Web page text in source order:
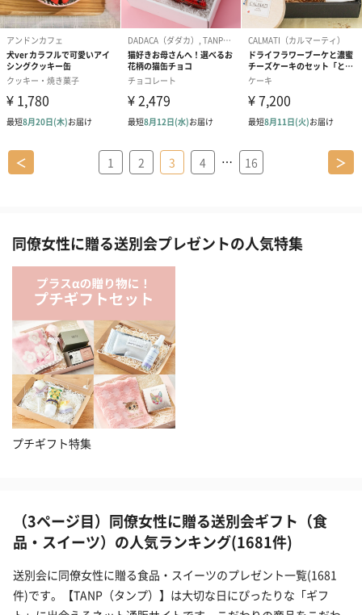
＜ 1 2 3 4 … 16 ＞
同僚女性に贈る送別会プレゼントの人気特集
プチギフト特集
（3ページ目）同僚女性に贈る送別会ギフト（食
品・スイーツ）の人気ランキング(1681件)
送別会に同僚女性に贈る食品・スイーツのプレゼント一覧(1681
件)です。【TANP（タンプ）】は大切な日にぴったりな「ギフ